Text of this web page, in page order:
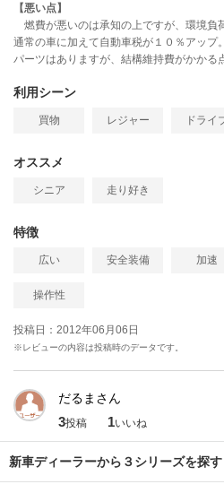
【悪い点】
燃費が悪いのは承知の上ですが、環境負
通常の車に加えて自動車税が１０％アップ
パーツはありますが、結構維持費がかかる
利用シーン
買物 レジャー ドライ
オススメ
シニア 走り好き
特徴
広い 安全装備 加速
操作性
投稿日：2012年06月06日
※レビューの内容は投稿時のデータです。
だるまさん
3投稿 1いいね
新車ディーラーから３シリーズを探す